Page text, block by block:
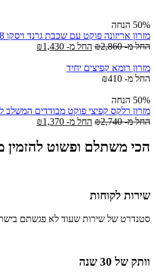
50% הנחה
מזרון אריזונה פוקט עם שכבת גרנד ויסקו 8 סמ יחיד
החל מ-
₪2,860 החל מ- ₪1,430
מזרון רומא קפיצים יחיד
החל מ-
₪410
50% הנחה
מזרון רלקס קפיצי פוקט מבודדים המשלב
החל מ-
₪2,740 החל מ- ₪1,370
הכי משתלם ופשוט להזמין
שירות לקוחות
סטנדרט של שירות שעוד לא פגשתם
וותק של 30 שנה